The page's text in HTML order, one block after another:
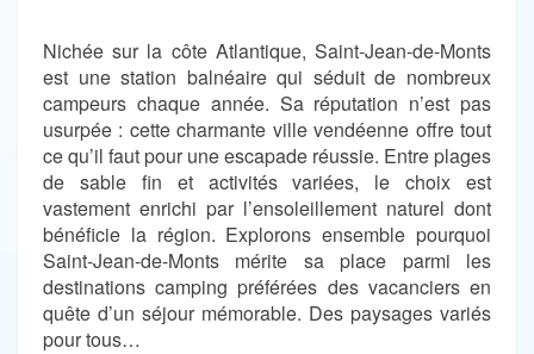
Nichée sur la côte Atlantique, Saint-Jean-de-Monts
est une station balnéaire qui séduit de nombreux
campeurs chaque année. Sa réputation n’est pas
usurpée : cette charmante ville vendéenne offre tout
ce qu’il faut pour une escapade réussie. Entre plages
de sable fin et activités variées, le choix est
vastement enrichi par l’ensoleillement naturel dont
bénéficie la région. Explorons ensemble pourquoi
Saint-Jean-de-Monts mérite sa place parmi les
destinations camping préférées des vacanciers en
quête d’un séjour mémorable. Des paysages variés
pour tous…